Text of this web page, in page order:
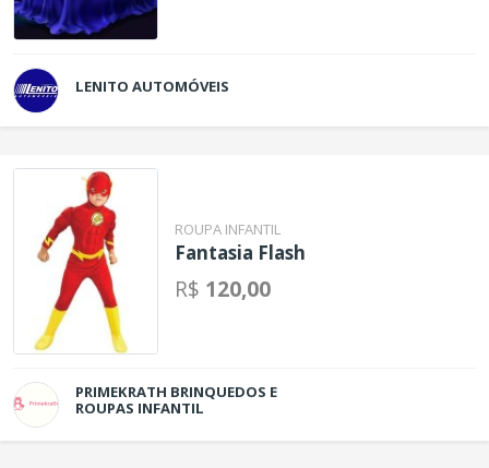
LENITO AUTOMÓVEIS
ROUPA INFANTIL
Fantasia Flash
R$ 120,00
PRIMEKRATH BRINQUEDOS E
ROUPAS INFANTIL